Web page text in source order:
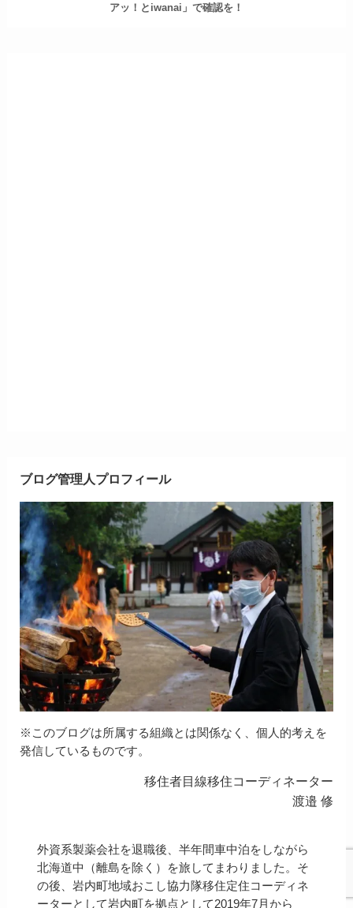
アッ！とiwanai」で確認を！
ブログ管理人プロフィール
※このブログは所属する組織とは関係なく、個人的考えを
発信しているものです。
移住者目線移住コーディネーター
渡邉 修
外資系製薬会社を退職後、半年間車中泊をしながら
北海道中（離島を除く）を旅してまわりました。そ
の後、岩内町地域おこし協力隊移住定住コーディネ
ーターとして岩内町を拠点として2019年7月から